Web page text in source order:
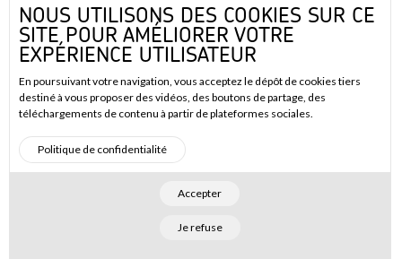
NOUS UTILISONS DES COOKIES SUR CE
SITE POUR AMÉLIORER VOTRE
EXPÉRIENCE UTILISATEUR
En poursuivant votre navigation, vous acceptez le dépôt de cookies tiers
destiné à vous proposer des vidéos, des boutons de partage, des
téléchargements de contenu à partir de plateformes sociales.
Politique de confidentialité
Accepter
Je refuse